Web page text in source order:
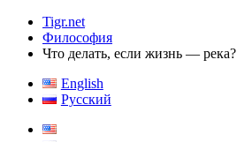
Tigr.net
Философия
Что делать, если жизнь — река?
English
Русский